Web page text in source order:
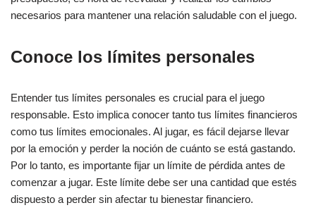
necesarios para mantener una relación saludable con el juego.
Conoce los límites personales
Entender tus límites personales es crucial para el juego
responsable. Esto implica conocer tanto tus límites financieros
como tus límites emocionales. Al jugar, es fácil dejarse llevar
por la emoción y perder la noción de cuánto se está gastando.
Por lo tanto, es importante fijar un límite de pérdida antes de
comenzar a jugar. Este límite debe ser una cantidad que estés
dispuesto a perder sin afectar tu bienestar financiero.